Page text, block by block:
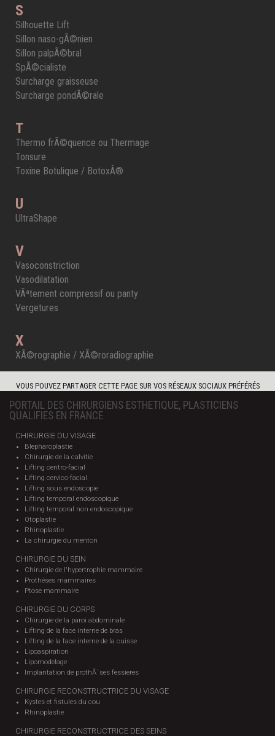
S
Silhouette Lift
Sillon naso-gÃ©nien
Sillon palpÃ©bral
SpÃ©cialiste
Surcharge graisseuse
Surcharge pondÃ©rale
T
Thermo frÃ©quence ou Thermage
Tonsure
Toxine Botulique / BotoxÂ®
U
UltraShape
V
Vasoconstriction
Vasodilatation
VÃªtement compressif ou panty
Vergetures
X
XÃ©rographie / XÃ©roradiographie
VOUS POUVEZ PARTAGER CETTE PAGE SUR VOS RÉSEAUX SOCIAUX PRÉFÉRÉS
PORTAIL DES CHIRURGIENS ESTHETIQUE, PLASTICIENS
QUALIFIES EN FRANCE
CHIRURGIE DU VISAGE
Blepharoplastie
Chirurgie de la calvitie
Lifting centro-facial
Lifting cervico-facial
Lifting sous endoscopie
Lifting temporal endoscopique
Lifting temporal non endoscopique
Otoplastie
Rhinoplastie
La chirurgie du menton
CHIRURGIE DU SEIN
Chirurgie de l'hypertrophie mammaire
Prothèses mammaires
Ptose mammaire
CHIRURGIE DU CORPS
Chirurgie de la paroi abdominale
Lifting de la face interne de bras
Lifting de la face interne de la cuisse
Lipoaspiration
Lipomodelage
Implantation de prothÃ¨ses fessieres
CHIRURGIE RECONSTRUCTRICE DU VISAGE
Kystes et fistules du cou
Rhinoplastie
CHIRURGIE RECONSTRUCTRICE DES SEINS